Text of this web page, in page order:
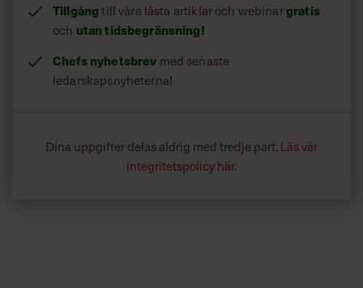
Tillgångtill våra låsta artiklar och webinargratis
och utan tidsbegränsning!
Chefs nyhetsbrev med senaste
ledarskapsnyheterna!
Dina uppgifter delas aldrig med tredje part. Läs vår
integritetspolicy här.